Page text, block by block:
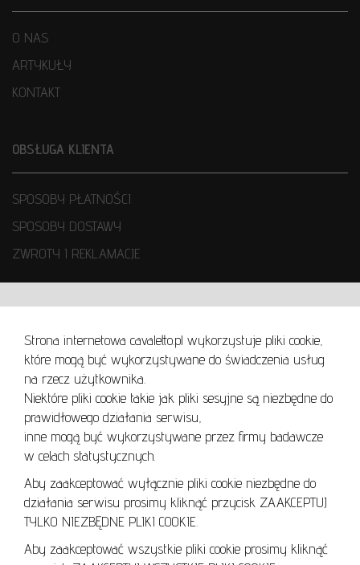
Strona internetowa cavaletto.pl wykorzystuje pliki cookie,
które mogą być wykorzystywane do świadczenia usług
na rzecz użytkownika.
Niektóre pliki cookie takie jak pliki sesyjne są niezbędne do
prawidłowego działania serwisu,
inne mogą być wykorzystywane przez firmy badawcze
w celach statystycznych.
Aby zaakceptować wyłącznie pliki cookie niezbędne do
działania serwisu prosimy kliknąć przycisk ZAAKCEPTUJ
TYLKO NIEZBĘDNE PLIKI COOKIE.
Aby zaakceptować wszystkie pliki cookie prosimy kliknąć
O NAS
ARTYKUŁY
KONTAKT
OBSŁUGA KLIENTA
SPOSOBY PŁATNOŚCI
SPOSOBY DOSTAWY
ZWROTY I REKLAMACJE
REGULAMIN
REGULAMIN AUKCJI
POLITYKA PRYWATNOŚCI
POLITYKA COOKIES